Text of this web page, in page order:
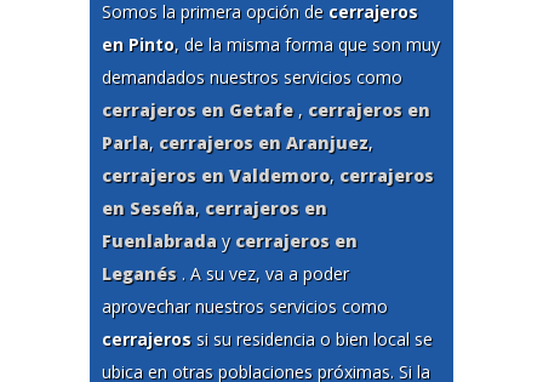
Somos la primera opción de cerrajeros
en Pinto, de la misma forma que son muy
demandados nuestros servicios como
cerrajeros en Getafe, cerrajeros en
Parla, cerrajeros en Aranjuez,
cerrajeros en Valdemoro, cerrajeros
en Seseña, cerrajeros en
Fuenlabrada y cerrajeros en
Leganés . A su vez, va a poder
aprovechar nuestros servicios como
cerrajeros si su residencia o bien local se
ubica en otras poblaciones próximas. Si la